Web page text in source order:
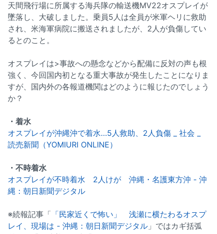
天間飛行場に所属する海兵隊の輸送機MV22オスプレイが
墜落し、大破しました。乗員5人は全員が米軍ヘリに救助
され、米海軍病院に搬送されましたが、2人が負傷してい
るとのこと。
オスプレイは>事故への懸念などから配備に反対の声も根
強く、今回国内初となる重大事故が発生したことになりま
すが、国内外の各報道機関はどのように報じたのでしょう
か？
・着水
オスプレイが沖縄沖で着水…5人救助、2人負傷 _ 社会 _
読売新聞（YOMIURI ONLINE）
・不時着水
オスプレイが不時着水 2人けが 沖縄・名護東方沖 - 沖
縄：朝日新聞デジタル
※続報記事「 「民家近くで怖い」 浅瀬に横たわるオスプ
レイ、現場は - 沖縄：朝日新聞デジタル 」ではカギ括弧